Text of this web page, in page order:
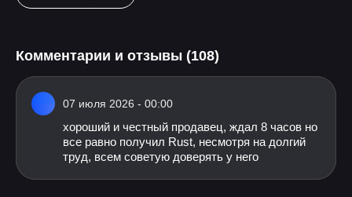
Комментарии и отзывы (108)
07 июля 2026 - 00:00
хороший и честный продавец, ждал 8 часов но
все равно получил Rust, несмотря на долгий
труд, всем советую доверять у него